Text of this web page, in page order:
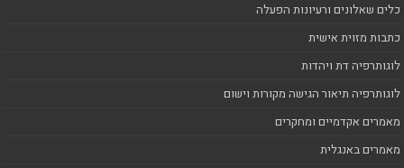
כלים שאלונים ורעיונות הפעלה
כתבות מזוית אישית
לוגותרפיה דת ויהדות
לוגותרפיה תיאור הגישה מקורות וישום
מאמרים אקדמיים ומחקרים
מאמרים באנגלית